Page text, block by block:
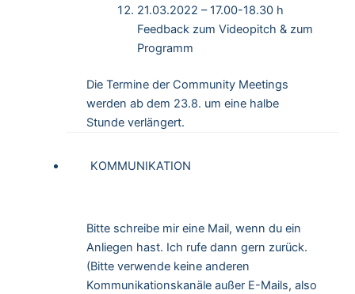
21.03.2022 – 17.00-18.30 h
Feedback zum Videopitch & zum
Programm
Die Termine der Community Meetings
werden ab dem 23.8. um eine halbe
Stunde verlängert.
KOMMUNIKATION
Bitte schreibe mir eine Mail, wenn du ein
Anliegen hast. Ich rufe dann gern zurück.
(Bitte verwende keine anderen
Kommunikationskanäle außer E-Mails, also